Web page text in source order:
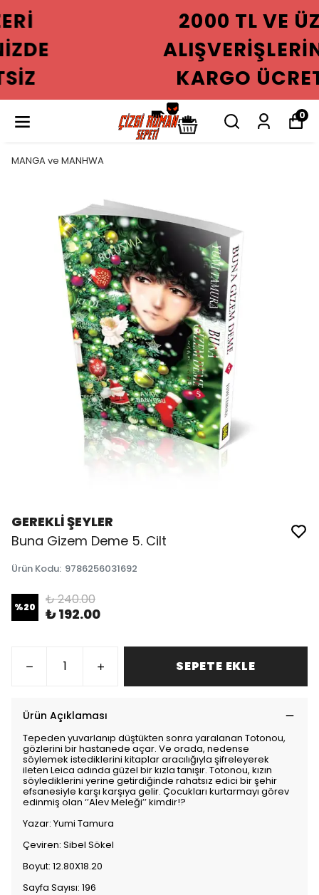
2000 TL VE ÜZERI
ALIŞVERIŞLERINIZDE
KARGO ÜCRETSIZ
0
MANGA ve MANHWA
GEREKLİ ŞEYLER
Buna Gizem Deme 5. Cilt
Ürün Kodu: 9786256031692
%20 ₺ 240.00
₺ 192.00
SEPETE EKLE
Ürün Açıklaması
Tepeden yuvarlanıp düştükten sonra yaralanan Totonou,
gözlerini bir hastanede açar. Ve orada, nedense
söylemek istediklerini kitaplar aracılığıyla şifreleyerek
ileten Leica adında güzel bir kızla tanışır. Totonou, kızın
söylediklerini yerine getirdiğinde rahatsız edici bir şehir
efsanesiyle karşı karşıya gelir. Çocukları kurtarmayı görev
edinmiş olan ‘’Alev Meleği’’ kimdir!?
Yazar: Yumi Tamura
Çeviren: Sibel Sökel
Boyut: 12.80X18.20
Sayfa Sayısı: 196